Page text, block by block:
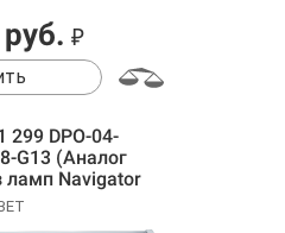
₽
299 DPO-04-
G13 (Аналог
ламп Navigator